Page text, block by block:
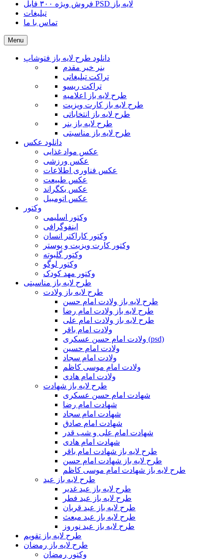
فروش ویژه ۳۰۰ فایل PSD لایه باز
تبلیغات
تماس با ما
Menu
دانلود طرح لایه باز فتوشاپ
بنر خیر مقدم
تراکت تبلیغاتی
تراکت ریسو
طرح لایه باز اعلامیه
طرح لایه باز کارت ویزیت
طرح لایه باز انتخاباتی
طرح لایه باز بنر
طرح لایه باز مناسبتی
دانلود عکس
عکس مواد غذایی
عکس ورزشی
عکس فناوری اطلاعات
عکس طبیعت
عکس بکگراند
عکس اتومبیل
وکتور
وکتور اسلیمی
اینفوگرافی
وکتور کاراکتر انسان
وکتور کارت ویزیت و پوستر
وکتور گلبوته
وکتور لوگو
وکتور مهد کودک
طرح لایه باز مناسبتی
طرح لایه باز ولادت
طرح لایه باز ولادت امام حسن
طرح لایه باز ولادت امام رضا
طرح لایه باز ولادت امام علی
ولادت امام باقر
ولادت امام حسن عسکری (psd)
ولادت امام حسین
ولادت امام سجاد
ولادت امام موسی کاظم
ولادت امام هادی
طرح لایه باز شهادت
شهادت امام حسن عسکری
شهادت امام رضا
شهادت امام سجاد
شهادت امام صادق
شهادت امام علی و شب قدر
شهادت امام هادی
طرح لایه باز شهادت امام باقر
طرح لایه باز شهادت امام حسن
طرح لایه باز شهادت امام موسی کاظم
طرح لایه باز عید
طرح لایه باز عید غدیر
طرح لایه باز عید فطر
طرح لایه باز عید قربان
طرح لایه باز عید مبعث
طرح لایه باز عید نوروز
طرح لایه باز تقویم
طرح لایه باز رمضان
وکتور رمضان